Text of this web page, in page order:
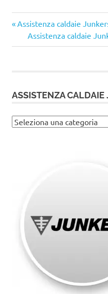
Navigazione
articoli
Articolo
precedente:
Assistenza caldaie
Articolo
successivo:
Assistenza caldaie
ASSISTENZA
Assistenza